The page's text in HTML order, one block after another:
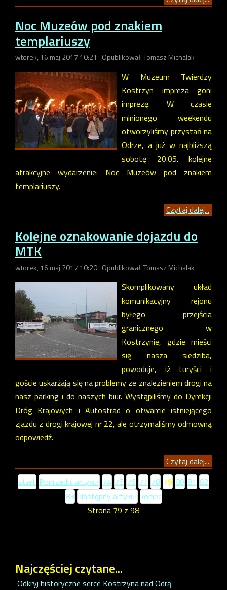
Noc Muzeów pod znakiem
templariuszy
wtorek, 16 maj 2017 10:21 Opublikował: Tomasz Michalak
W Muzeum Twierdzy
Kostrzyn impreza goni
imprezę. W czasie
minionego weekendu
otworzyliśmy przystań na
Odrze, a już w najbliższą
sobotę 20.05. kolejne
atrakcyjne wydarzenie: Noc Muzeów pod znakiem
templariuszy.
Czytaj dalej...
Kolejne oznakowanie dojazdu do
MTK
wtorek, 16 maj 2017 10:20 Opublikował: Tomasz Michalak
Skomplikowany układ
komunikacyjny rejonu
byłego przejścia
granicznego w
Kostrzynie, gdzie mieści
się nasza siedziba,
powoduje, iż turyści i
goście uskarżają się na problemy ze znalezieniem drogi na
nasz parking i do naszych biur. Wystąpiliśmy do Dyrekcji
Dróg Krajowych i Autostrad o otwarcie istniejącego
zjazdu z drogi krajowej nr 22, ale otrzymaliśmy odmowną
odpowiedź.
Czytaj dalej...
start Poprzedni artykuł 74 75 76 77 78 79 80 81 82
83 Następny artykuł koniec
Strona 79 z 98
Najczęściejczytane...
Odkryj historyczne serce Kostrzyna nad Odrą